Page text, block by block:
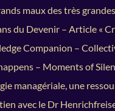
maux des très
du Devenir – Article «
Companion –
– Moments of
managériale, une
avec le Dr